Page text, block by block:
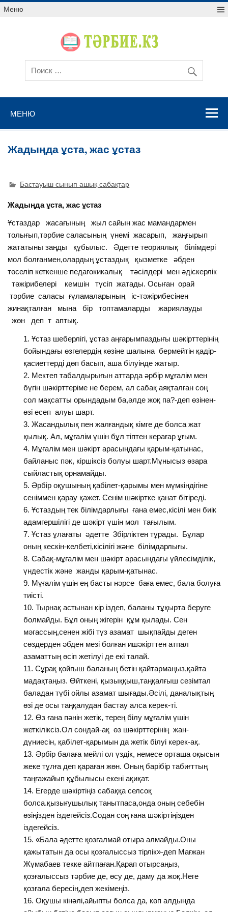
Меню
МЕНЮ
Жадыңда ұста, жас ұстаз
Бастауыш сынып ашық сабақтар
Жадыңда ұста, жас ұстаз
Ұстаздар жасағының жыл сайын жас мамандармен
толығып,тәрбие саласының үнемі жасарып, жаңғырып
жататыны заңды құбылыс. Әдетте теориялық білімдері
мол болғанмен,олардың ұстаздық қызметке әбден
төселіп кеткенше педагокикалық тәсілдері мен әдіскерлік
тәжірибелері кемшін түсіп жатады. Осыған орай
тәрбие саласы ғұламаларының іс-тәжірибесінен
жинақталған мына бір топтамаларды жариялауды
жөн деп т аптық.
Ұстаз шеберлігі, ұстаз аңғарымпаздығы шәкірттерінің
бойындағы өзгелердің көзіне шалына бермейтін қадір-
қасиеттерді дөп басып, аша білуінде жатыр.
Мектеп табалдырығын аттарда әрбір мұғалім мен
бүгін шәкірттеріме не берем, ал сабақ аяқталған соң
сол мақсатты орындадым ба,әлде жоқ па?-деп өзінен-
өзі есеп алуы шарт.
Жасандылық пен жалғандық кімге де болса жат
қылық. Ал, мұғалім үшін бұл тіптен керағар ұғым.
Мұғалім мен шәкірт арасындағы қарым-қатынас,
байланыс пәк, кіршіксіз болуы шарт.Мұнысыз өзара
сыйластық орнамайды.
Әрбір оқушының қабілет-қарымы мен мүмкіндігіне
сеніммен қарау қажет. Сенім шәкіртке қанат бітіреді.
Ұстаздың тек білімдарлығы ғана емес,кісілі мен биік
адамгершілігі де шәкірт үшін мол тағылым.
Ұстаз ұлағаты әдетте 3бірліктен тұрады. Бұлар
оның кескін-келбеті,кісілігі және білімдарлығы.
Сабақ-мұғалім мен шәкірт арасындағы үйлесімділік,
үндестік және жанды қарым-қатынас.
Мұғалім үшін ең басты нәрсе баға емес, бала болуға
тиісті.
Тырнақ астынан кір іздеп, баланы тұқырта беруге
болмайды. Бұл оның жігерін құм қылады. Сен
мәгассың,сенен жібі түз азамат шықпайды деген
сөздерден әбден мезі болған ишәкірттен атпал
азаматтың өсіп жетілуі де екі талай.
Сұрақ қойғыш баланың бетін қайтармаңыз,қайта
мадақтаңыз. Өйткені, қызыққыш,таңқалғыш сезімтал
баладан түбі ойлы азамат шығады.Әсілі, даналықтың
өзі де осы таңқалудан бастау алса керек-ті.
Өз ғана пәнін жетік, терең білу мұғалім үшін
жеткіліксіз.Ол сондай-ақ өз шәкірттерінің жан-
дүниесін, қабілет-қарымын да жетік білуі керек-ақ.
Әрбір балаға мейлі ол үздік, немесе орташа оқысын
жеке тұлға деп қараған жөн. Оның барібір табиғттың
таңғажайып құбылысы екені ақиқат.
Егерде шәкіртіңіз сабаққа селсоқ
болса.қызығушылық танытпаса,онда оның себебін
өзіңізден іздегейсіз.Содан соң ғана шәкіртіңізден
іздегейсіз.
«Бала әдетте қозғалмай отыра алмайды.Оны
қажытатын да осы қозғалыссыз тірлік»-деп Мағжан
Жұмабаев текке айтпаған.Қарап отырсаңыз,
қозғалыссыз тәрбие де, өсу де, даму да жоқ.Неге
қозғала бересің,деп жекімеңіз.
Оқушы кінәлі,айыпты болса да, көп алдында